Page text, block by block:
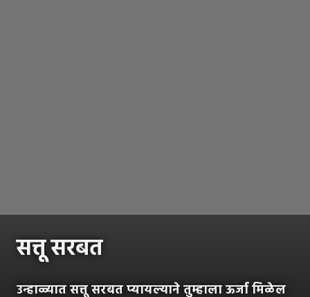
सत्तू सरबत
उन्हाळ्यात सत्तू सरबत प्यायल्याने तुम्हाला ऊर्जा मिळेल